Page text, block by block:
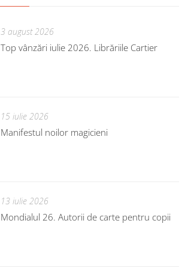
3 august 2026
Top vânzări iulie 2026. Librăriile Cartier
15 iulie 2026
Manifestul noilor magicieni
13 iulie 2026
Mondialul 26. Autorii de carte pentru copii